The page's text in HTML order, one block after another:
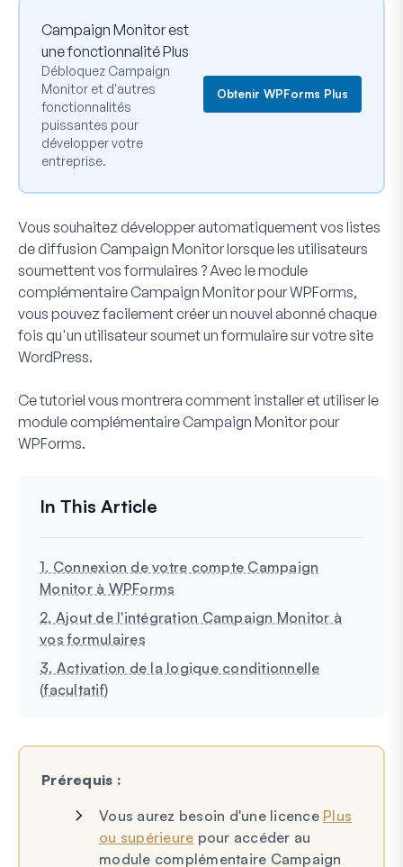
Campaign Monitor est
une fonctionnalité Plus
Débloquez Campaign
Monitor et d'autres
fonctionnalités
puissantes pour
développer votre
entreprise.
Obtenir WPForms Plus
Vous souhaitez développer automatiquement vos listes
de diffusion Campaign Monitor lorsque les utilisateurs
soumettent vos formulaires ? Avec le module
complémentaire Campaign Monitor pour WPForms,
vous pouvez facilement créer un nouvel abonné chaque
fois qu'un utilisateur soumet un formulaire sur votre site
WordPress.
Ce tutoriel vous montrera comment installer et utiliser le
module complémentaire Campaign Monitor pour
WPForms.
1. Connexion de votre compte Campaign
Monitor à WPForms
2. Ajout de l'intégration Campaign Monitor à
vos formulaires
3. Activation de la logique conditionnelle
(facultatif)
Prérequis :
Vous aurez besoin d'une licence Plus
ou supérieure pour accéder au
module complémentaire Campaign